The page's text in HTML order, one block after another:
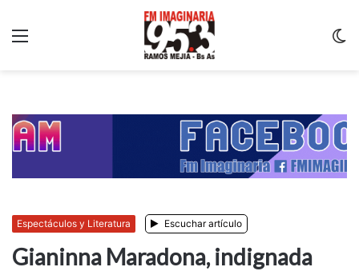
Espectáculos y Literatura Escuchar artículo
Gianinna Maradona, indignada